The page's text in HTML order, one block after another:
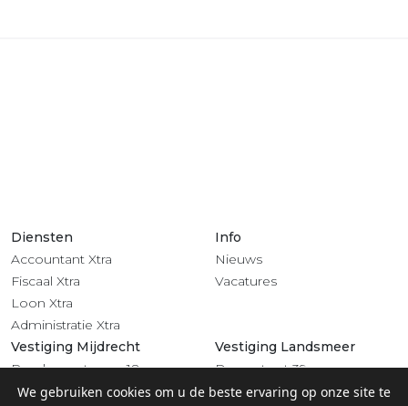
Diensten
Accountant Xtra
Fiscaal Xtra
Loon Xtra
Administratie Xtra
Info
Nieuws
Vacatures
Vestiging Mijdrecht
Rendementsweg 18
3641 SL Mijdrecht
Vestiging Landsmeer
Dorpsstraat 39
1121 BV Landsmeer
We gebruiken cookies om u de beste ervaring op onze site te